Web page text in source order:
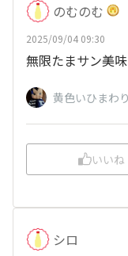
のむのむ
2025/09/04 09:30
無限たまサン美
黄色いひまわり
いいね
シロ